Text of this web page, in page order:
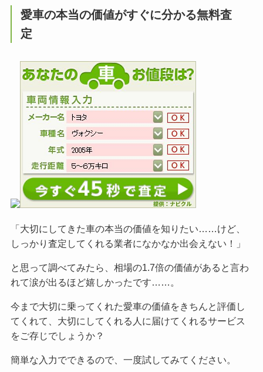
愛車の本当の価値がすぐに分かる無料査
定
「大切にしてきた車の本当の価値を知りたい……けど、
しっかり査定してくれる業者になかなか出会えない！」
と思って調べてみたら、相場の1.7倍の価値があると言わ
れて涙が出るほど嬉しかったです……。
今まで大切に乗ってくれた愛車の価値をきちんと評価し
てくれて、大切にしてくれる人に届けてくれるサービス
をご存じでしょうか？
簡単な入力でできるので、一度試してみてください。